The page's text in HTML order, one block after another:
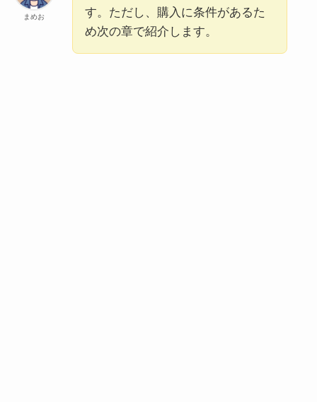
まめお
す。ただし、購入に条件があるた
め次の章で紹介します。